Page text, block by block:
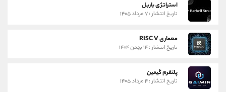
استراتژی باربل
تاریخ انتشار : ۷ مرداد ۱۴۰۵
معماری RISC V
تاریخ انتشار : ۱۴ بهمن ۱۴۰۴
پلتفرم گیمین
تاریخ انتشار : ۴ مرداد ۱۴۰۵